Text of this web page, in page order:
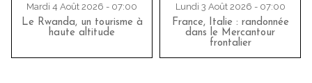
Mardi 4 Août 2026 - 07:00
Le Rwanda, un tourisme à
haute altitude
Lundi 3 Août 2026 - 07:00
France, Italie : randonnée
dans le Mercantour
frontalier